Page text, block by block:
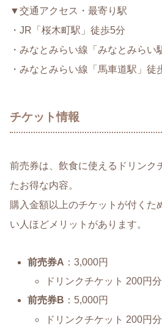
▼交通アクセス・最寄り駅
・JR「桜木町駅」徒歩5分
・みなとみらい線「みなとみらい
・みなとみらい線「馬車道駅」徒
チケット情報
前売券は、飲食に使えるドリンク
たお得な内容。
購入金額以上のチケットが付くた
い人ほどメリットがあります。
前売券A ：3,000円
ドリンクチケット 200円
前売券B ：5,000円
ドリンクチケット 200円